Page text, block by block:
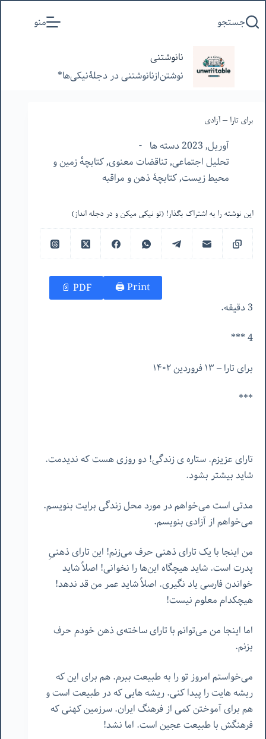
به
جستجو منو
نانوشتنی
نوشتن‌از‌نانوشتنی‌ در‌ دجلۀنیکی‌ها*
برای تارا – آزادی
آوریل, 2023 دسته ها
تحلیل اجتماعی,تناقضات معنوی,کتابچهٔ زمین و
محیط زیست,کتابچۀ ذهن و مراقبه
این نوشته را به اشتراک بگذار! (تو نیکی میکن و در دجله انداز)
Print 🖨
PDF 📄
3 دقیقه.
4 ***
برای تارا – ١٣ فروردین ١۴٠٢
***
تارای عزیزم. ستاره ی زندگی! دو روزی هست که ندیدمت.
شاید بیشتر بشود.
مدتی است می‌خواهم در مورد محل زندگی برایت بنویسم.
می‌خواهم از آزادی بنویسم.
من اینجا با یک تارای ذهنی حرف می‌زنم! این تارای ذهنیِ
پدرت است. شاید هیچگاه این‌ها را نخوانی! اصلاً شاید
خواندن فارسی یاد نگیری. اصلاً شاید عمر من قد ندهد!
هیچکدام معلوم نیست!
اما اینجا من می‌توانم با تارای ساخته‌ی ذهن خودم حرف
بزنم.
می‌خواستم امروز تو را به طبیعت ببرم. هم برای این که
ریشه هایت را پیدا کنی. ریشه هایی که در طبیعت است و
هم برای آموختن کمی از فرهنگ ایران. سرزمین کهنی که
فرهنگش با طبیعت عجین است. اما نشد!